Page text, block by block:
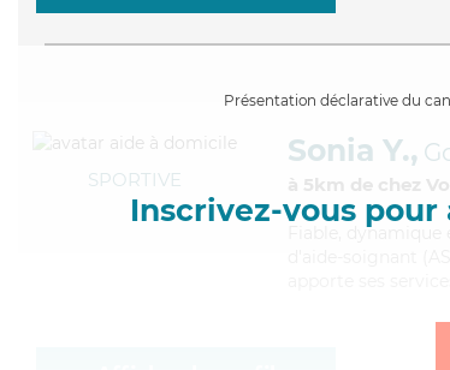
Présentation déclarative du
Inscrivez-vous pour
SPORTIVE
Sonia Y.,
à 5km de chez
,
d'aide-soignant